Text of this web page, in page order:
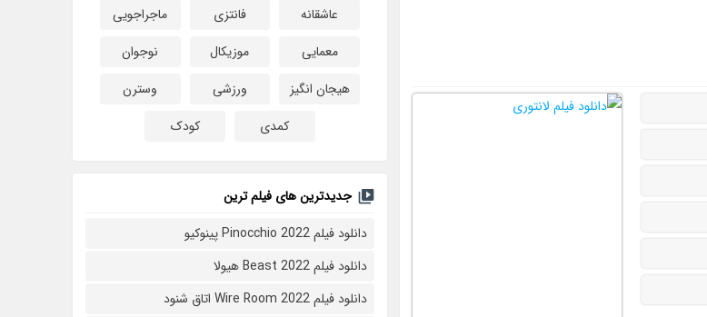
عاشقانه
فانتزی
ماجراجویی
معمایی
موزیکال
نوجوان
هیجان انگیز
ورزشی
وسترن
کمدی
کودک
جدیدترین های فیلم ترین
دانلود فیلم Pinocchio 2022 پینوکیو
دانلود فیلم Beast 2022 هیولا
دانلود فیلم Wire Room 2022 اتاق شنود